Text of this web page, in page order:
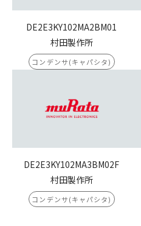
DE2E3KY102MA2BM01
村田製作所
コンデンサ(キャパシタ)
DE2E3KY102MA3BM02F
村田製作所
コンデンサ(キャパシタ)